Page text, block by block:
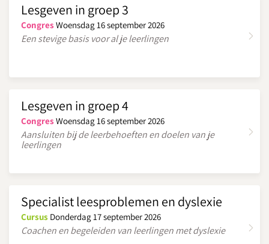
Lesgeven in groep 3
Congres Woensdag 16 september 2026
Een stevige basis voor al je leerlingen
Lesgeven in groep 4
Congres Woensdag 16 september 2026
Aansluiten bij de leerbehoeften en doelen van je
leerlingen
Specialist leesproblemen en dyslexie
Cursus Donderdag 17 september 2026
Coachen en begeleiden van leerlingen met dyslexie